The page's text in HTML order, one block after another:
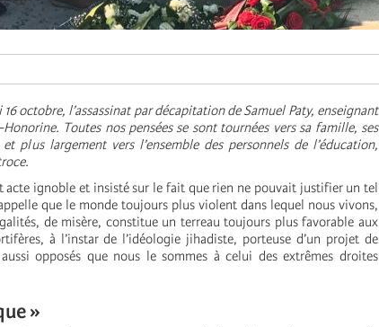
octobre, l’assassinat par décapitation de Samuel Paty, enseignant
Toutes nos pensées se sont tournées vers sa famille, ses
plus largement vers l’ensemble des personnels de l’éducation,
acte ignoble et insisté sur le fait que rien ne pouvait justifier un tel
que le monde toujours plus violent dans lequel nous vivons,
de misère, constitue un terreau toujours plus favorable aux
à l’instar de l’idéologie jihadiste, porteuse d’un projet de
opposés que nous le sommes à celui des extrêmes droites
»